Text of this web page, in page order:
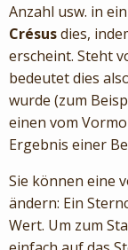
Anzahl usw. in
Crésusdies,
erscheint. Steht
bedeutet dies
wurde (zum
einen vom
Ergebnis einer
Sie können eine
ändern: Ein
Wert. Um zum